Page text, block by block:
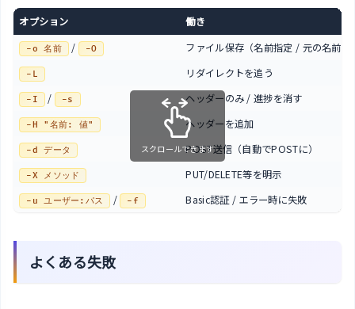
オプション 働き
-o 名前 / -O ファイル保存（名前指定 / 元の名前）
-L リダイレクトを追う
-I / -s ヘッダーのみ / 進捗を消す
-H "名前: 値" ヘッダーを追加
-d データ POST送信（自動でPOSTに）
-X メソッド PUT/DELETE等を明示
-u ユーザー:パス / -f Basic認証 / エラー時に失敗
スクロールできます
よくある失敗